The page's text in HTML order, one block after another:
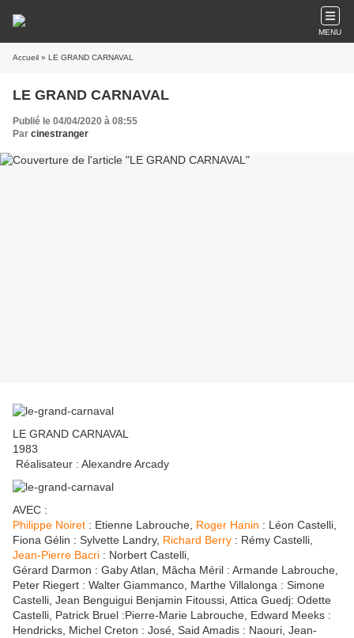
MENU
Accueil » LE GRAND CARNAVAL
LE GRAND CARNAVAL
Publié le 04/04/2020 à 08:55
Par cinestranger
LE GRAND CARNAVAL
1983
Réalisateur : Alexandre Arcady
AVEC :
Philippe Noiret : Etienne Labrouche, Roger Hanin : Léon Castelli,
Fiona Gélin : Sylvette Landry, Richard Berry : Rémy Castelli,
Jean-Pierre Bacri : Norbert Castelli,
Gérard Darmon : Gaby Atlan, Mâcha Méril : Armande Labrouche,
Peter Riegert : Walter Giammanco, Marthe Villalonga : Simone
Castelli, Jean Benguigui Benjamin Fitoussi, Attica Guedj: Odette
Castelli, Patrick Bruel :Pierre-Marie Labrouche, Edward Meeks :
Hendricks, Michel Creton : José, Said Amadis : Naouri, Jean-